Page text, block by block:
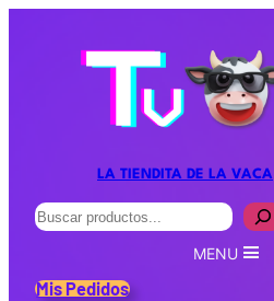
LA TIENDITA DE LA VACA
Buscar
MENU
Mis Pedidos